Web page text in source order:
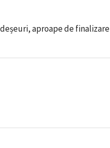
aproape de finalizare